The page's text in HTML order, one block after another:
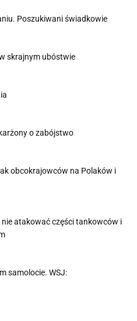
Poszukiwani świadkowie
skrajnym ubóstwie
o zabójstwo
obcokrajowców na Polaków i
nie atakować części tankowców i
samolocie. WSJ: